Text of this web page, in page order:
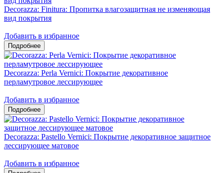
Decorazza: Finitura: Пропитка влагозащитная не изменяющая
вид покрытия
Добавить в избранное
Decorazza: Perla Vernici: Покрытие декоративное
перламутровое лессирующее
Добавить в избранное
Decorazza: Pastello Vernici: Покрытие декоративное защитное
лессирующее матовое
Добавить в избранное